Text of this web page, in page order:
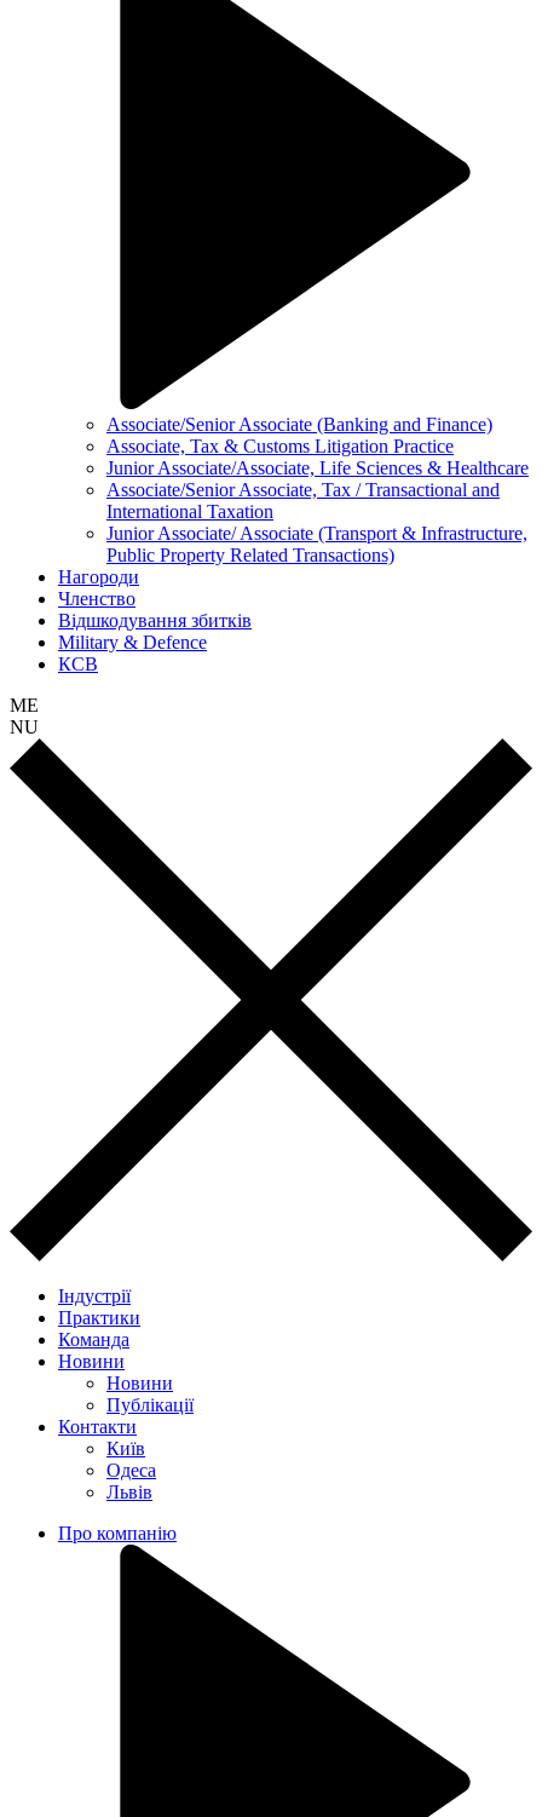
Associate/Senior Associate (Banking and Finance)
Associate, Tax & Customs Litigation Practice
Junior Associate/Associate, Life Sciences & Healthcare
Associate/Senior Associate, Tax / Transactional and
International Taxation
Junior Associate/ Associate (Transport & Infrastructure,
Public Property Related Transactions)
Нагороди
Членство
Відшкодування збитків
Military & Defence
КСВ
ME
NU
Індустрії
Практики
Команда
Новини
Новини
Публікації
Контакти
Київ
Одеса
Львів
Про компанію